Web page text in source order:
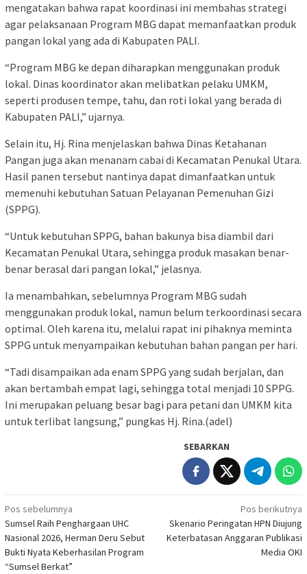
mengatakan bahwa rapat koordinasi ini membahas strategi
agar pelaksanaan Program MBG dapat memanfaatkan produk
pangan lokal yang ada di Kabupaten PALI.
“Program MBG ke depan diharapkan menggunakan produk
lokal. Dinas koordinator akan melibatkan pelaku UMKM,
seperti produsen tempe, tahu, dan roti lokal yang berada di
Kabupaten PALI,” ujarnya.
Selain itu, Hj. Rina menjelaskan bahwa Dinas Ketahanan
Pangan juga akan menanam cabai di Kecamatan Penukal Utara.
Hasil panen tersebut nantinya dapat dimanfaatkan untuk
memenuhi kebutuhan Satuan Pelayanan Pemenuhan Gizi
(SPPG).
“Untuk kebutuhan SPPG, bahan bakunya bisa diambil dari
Kecamatan Penukal Utara, sehingga produk masakan benar-
benar berasal dari pangan lokal,” jelasnya.
Ia menambahkan, sebelumnya Program MBG sudah
menggunakan produk lokal, namun belum terkoordinasi secara
optimal. Oleh karena itu, melalui rapat ini pihaknya meminta
SPPG untuk menyampaikan kebutuhan bahan pangan per hari.
“Tadi disampaikan ada enam SPPG yang sudah berjalan, dan
akan bertambah empat lagi, sehingga total menjadi 10 SPPG.
Ini merupakan peluang besar bagi para petani dan UMKM kita
untuk terlibat langsung,” pungkas Hj. Rina.(adel)
SEBARKAN
Navigasi
pos
Pos sebelumnya
Sumsel Raih Penghargaan UHC
Nasional 2026, Herman Deru Sebut
Bukti Nyata Keberhasilan Program
“Sumsel Berkat”
Pos berikutnya
Skenario Peringatan HPN Diujung
Keterbatasan Anggaran Publikasi
Media OKI